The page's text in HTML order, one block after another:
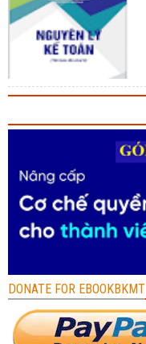
DONATE FOR EBOOKBKMT